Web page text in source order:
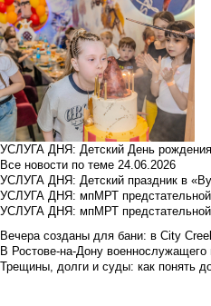
УСЛУГА ДНЯ: Детский День
Все новости по теме 24.06.2026
УСЛУГА ДНЯ: Детский праздник в
УСЛУГА ДНЯ: мпМРТ предстательной
УСЛУГА ДНЯ: мпМРТ предстательной
Вечера созданы для бани: в City
В Ростове-на-Дону военнослужащего
Трещины, долги и суды: как понять